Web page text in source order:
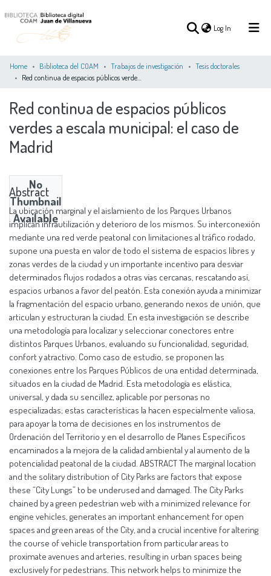
Log In (current)
COMMUNITIES
ALL OF DSPACE
STATISTICS
Home Biblioteca del COAM Trabajos de investigación
Tesis doctorales
Red continua de espacios públicos
verdes a escala municipal: el caso de
Madrid
No
Thumbnail
Available
Abstract
La ubicación marginal y el aislamiento de los Parques Urbanos
implican infrautilización y deterioro de los mismos. Su interconexión
mediante una red verde peatonal con limitaciones al tráfico rodado,
supone una puesta en valor de todo el sistema de espacios libres y
zonas verdes de la ciudad y un importante incentivo para desviar
determinados flujos rodados a otras vías cercanas, rescatando así,
espacios urbanos a favor del peatón. Esta conexión ayuda a minimizar
la fragmentación del espacio urbano, generando nexos de unión, que
articulan y estructuran la ciudad. En esta investigación se describe
una metodología para localizar y seleccionar conectores entre
distintos Parques Urbanos, evaluando su funcionalidad, seguridad,
confort y atractivo. Como caso de estudio, se proponen las
conexiones entre los Parques Públicos de una entidad determinada,
situados en la ciudad de Madrid. Esta metodología es elástica,
universal, y dada su sencillez, aplicable por personas no
especializadas; estas características la hacen especialmente valiosa,
para apoyar la toma de decisiones en los instrumentos de
Ordenación del Territorio y en el desarrollo de Planes Específicos
encaminados a la mejora de la calidad ambiental y al aumento de la
potencialidad peatonal de la ciudad. ABSTRACT The marginal location
and the solitary distribution of City Parks are factors that expose
these “City Lungs” to be underused and damaged. The City Parks
chained by a green pedestrian web with a minimized relevance for
engine vehicles, generates an important enhancement for open
spaces and green areas of the City, and a crucial incentive for altering
the course of vehicle transportation from particular areas to
proximate avenues and arteries, resulting in urban spaces being
exclusively for pedestrians. This network helps to minimize the